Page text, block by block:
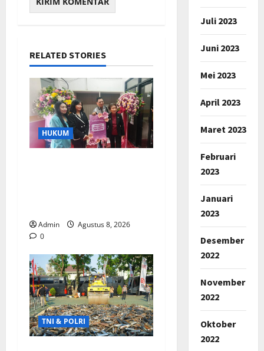
RELATED STORIES
HUKUM
Admin
Agustus 8, 2026
0
TNI & POLRI
Juli 2023
Juni 2023
Mei 2023
April 2023
Maret 2023
Februari
2023
Januari
2023
Desember
2022
November
2022
Oktober
2022